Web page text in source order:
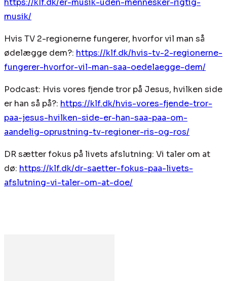
https://klf.dk/er-musik-uden-mennesker-rigtig-
musik/
Hvis TV 2-regionerne fungerer, hvorfor vil man så
ødelægge dem?: https://klf.dk/hvis-tv-2-regionerne-
fungerer-hvorfor-vil-man-saa-oedelaegge-dem/
Podcast: Hvis vores fjende tror på Jesus, hvilken side
er han så på?: https://klf.dk/hvis-vores-fjende-tror-
paa-jesus-hvilken-side-er-han-saa-paa-om-
aandelig-oprustning-tv-regioner-ris-og-ros/
DR sætter fokus på livets afslutning: Vi taler om at
dø: https://klf.dk/dr-saetter-fokus-paa-livets-
afslutning-vi-taler-om-at-doe/